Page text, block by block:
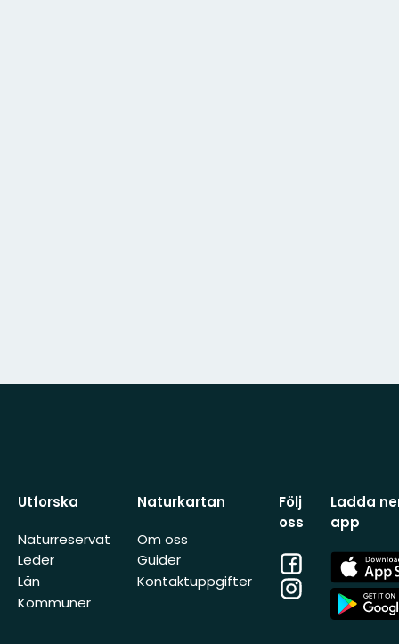
Utforska
Naturreservat
Leder
Län
Kommuner
Naturkartan
Om oss
Guider
Kontaktuppgifter
Följ
oss
Facebook
Instagram
Ladda
app
App
Store
App
Store